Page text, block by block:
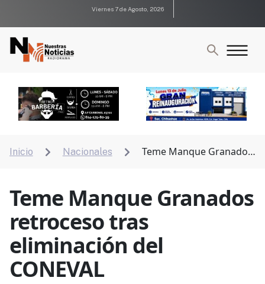
Viernes 7 de Agosto, 2026
Inicio  Nacionales 
Teme Manque Granados
Teme Manque Granados
retroceso tras
eliminación del
CONEVAL